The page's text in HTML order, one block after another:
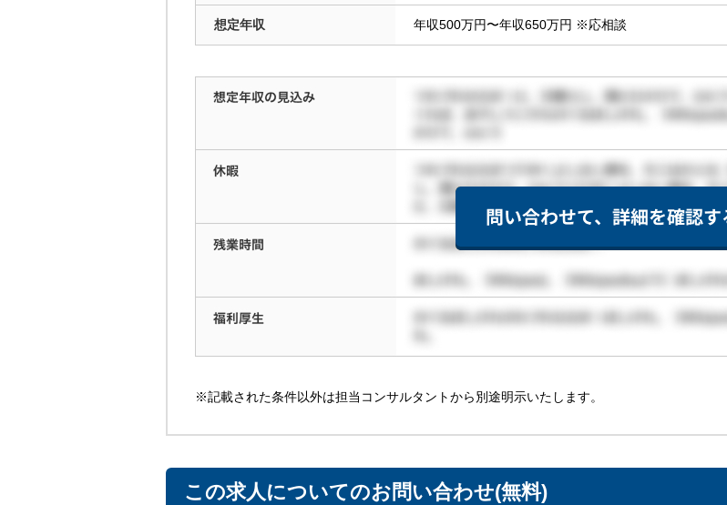
想定年収 年収500万円〜年収650万円 ※応相談
※記載された条件以外は担当コンサルタントから別途明示いたします。
この求人についてのお問い合わせ(無料)